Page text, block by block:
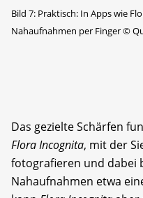
Bild 7: Praktisch: In Apps wie
Nahaufnahmen per Finger©
Das gezielte Schärfen
Flora Incognita, mit der
fotografieren und dabei
Nahaufnahmen etwa